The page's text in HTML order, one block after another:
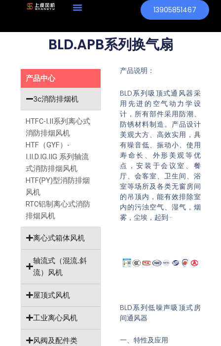
13905851467
BLD.APB系列换气扇
产品中心
3c消防排烟机
HTFC-I.II系列离心式
消防排烟风机
HTF（GYF）-
I.II.D.IG.IIG 系列轴流
式消防排烟风机
HTF(PY)型消防排烟
风机
RTC铝制离心式消防
排烟风机
离心式箱体风机
轴流式（混流.斜
流）风机
屋顶式风机
工业离心风机
风阀及配件类
产品说明：
BLD系列吸顶式通风器采
用先进的空气动力学设
计，所有部件采用防潮、
防锈材料制造。产品设计
美观大方、高效实用，具
有噪音低、振动小、使用
寿命长、外形美观等优
点，安装于会议室、餐
厅、会客室、卫生间、浴
室等场所及各类无窗房间
的吊顶内，能有效排除室
内的污浊空气、湿气，烟
雾，尘埃，起到···
BLD系列低噪声吸顶式房
间通风器
一、特性及应用